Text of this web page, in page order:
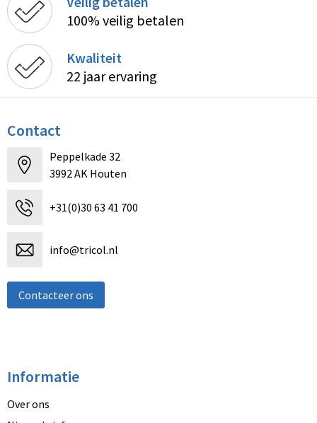
100% veilig betalen
Kwaliteit
22 jaar ervaring
Contact
Peppelkade 32
3992 AK Houten
+31(0)30 63 41 700
info@tricol.nl
Contacteer ons
Informatie
Over ons